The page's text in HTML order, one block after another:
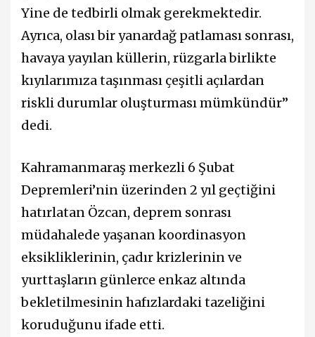
Yine de tedbirli olmak gerekmektedir.
Ayrıca, olası bir yanardağ patlaması sonrası,
havaya yayılan küllerin, rüzgarla birlikte
kıyılarımıza taşınması çeşitli açılardan
riskli durumlar oluşturması mümkündür”
dedi.
Kahramanmaraş merkezli 6 Şubat
Depremleri’nin üzerinden 2 yıl geçtiğini
hatırlatan Özcan, deprem sonrası
müdahalede yaşanan koordinasyon
eksikliklerinin, çadır krizlerinin ve
yurttaşların günlerce enkaz altında
bekletilmesinin hafızlardaki tazeliğini
koruduğunu ifade etti.